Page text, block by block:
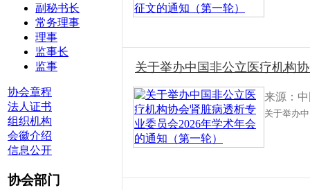
副秘书长
常务理事
理事
监事长
监事
协会章程
法人证书
组织机构
会徽介绍
信息公开
协会部门
关于举办中国非公立医疗机构
来源：
关于举办